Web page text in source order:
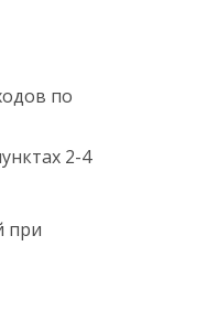
по
2-4
при